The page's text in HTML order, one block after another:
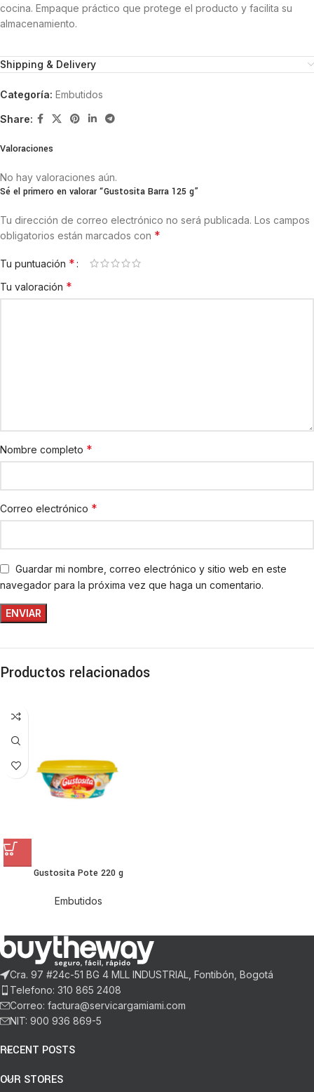
cocina. Empaque práctico que protege el producto y facilita su
almacenamiento.
Shipping & Delivery
Categoría: Embutidos
Share:
Valoraciones
No hay valoraciones aún.
Sé el primero en valorar “Gustosita Barra 125 g”
Tu dirección de correo electrónico no será publicada. Los campos
obligatorios están marcados con *
Tu puntuación *
Tu valoración *
Nombre completo *
Correo electrónico *
Guardar mi nombre, correo electrónico y sitio web en este
navegador para la próxima vez que haga un comentario.
Productos relacionados
Gustosita Pote 220 g
Embutidos
Cra. 97 #24c-51 BG 4 MLL INDUSTRIAL, Fontibón, Bogotá
Telefono: 310 865 2408
Correo: factura@servicargamiami.com
NIT: 900 936 869-5
RECENT POSTS
OUR STORES